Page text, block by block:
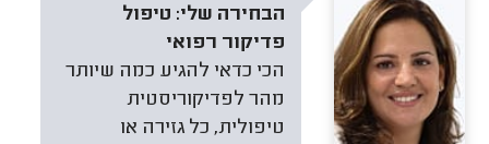
הבחירה שלי: טיפול
פדיקור רפואי
הכי כדאי להגיע כמה שיותר
מהר לפדיקוריסטית
טיפולית, כל גזירה או